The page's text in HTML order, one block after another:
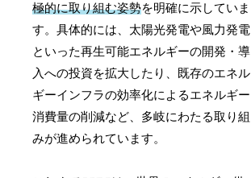
極的に取り組む姿勢を明確に示していま
す。具体的には、太陽光発電や風力発電
といった再生可能エネルギーの開発・導
入への投資を拡大したり、既存のエネル
ギーインフラの効率化によるエネルギー
消費量の削減など、多岐にわたる取り組
みが進められています。